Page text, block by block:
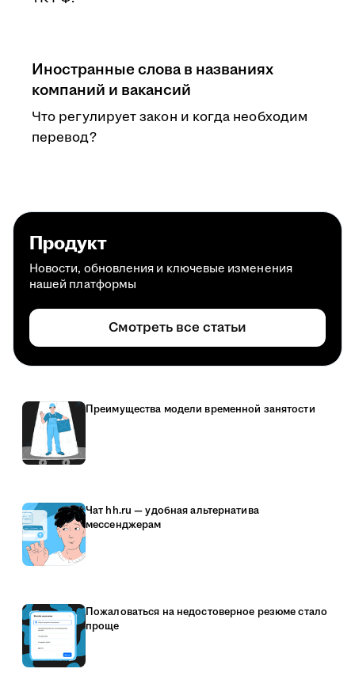
Иностранные слова в названиях
компаний и вакансий
Что регулирует закон и когда необходим
перевод?
Продукт
Новости, обновления и ключевые изменения
нашей платформы
Смотреть все статьи
Преимущества модели временной занятости
Чат hh.ru — удобная альтернатива
мессенджерам
Пожаловаться на недостоверное резюме стало
проще